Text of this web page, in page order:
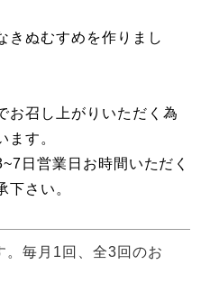
きぬむすめを作りまし
お召し上がりいただく為
ます。
日営業日お時間いただく
下さい。
毎月1回、全3回のお